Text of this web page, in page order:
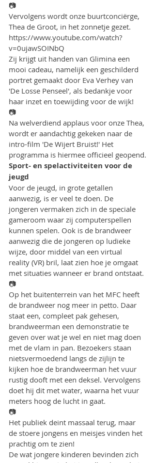
📷
Vervolgens wordt onze buurtconciërge,
Thea de Groot, in het zonnetje gezet.
https://www.youtube.com/watch?
v=0ujawSOINbQ
Zij krijgt uit handen van Glimina een
mooi cadeau, namelijk een geschilderd
portret gemaakt door Eva Verhey van
'De Losse Penseel', als bedankje voor
haar inzet en toewijding voor de wijk!
📷
Na welverdiend applaus voor onze Thea,
wordt er aandachtig gekeken naar de
intro-film 'De Wijert Bruist!' Het
programma is hiermee officieel geopend.
Sport- en spelactiviteiten voor de
jeugd
Voor de jeugd, in grote getallen
aanwezig, is er veel te doen. De
jongeren vermaken zich in de speciale
gameroom waar zij computerspellen
kunnen spelen. Ook is de brandweer
aanwezig die de jongeren op ludieke
wijze, door middel van een virtual
reality (VR) bril, laat zien hoe je omgaat
met situaties wanneer er brand ontstaat.
📷
Op het buitenterrein van het MFC heeft
de brandweer nog meer in petto. Daar
staat een, compleet pak gehesen,
brandweerman een demonstratie te
geven over wat je wel en niet mag doen
met de vlam in pan. Bezoekers staan
nietsvermoedend langs de zijlijn te
kijken hoe de brandweerman het vuur
rustig dooft met een deksel. Vervolgens
doet hij dit met water, waarna het vuur
meters hoog de lucht in gaat.
📷
Het publiek deint massaal terug, maar
de stoere jongens en meisjes vinden het
prachtig om te zien!
De wat jongere kinderen bevinden zich